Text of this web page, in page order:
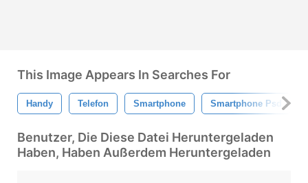
This Image Appears In Searches For
Handy Telefon Smartphone Smartphone Psd
Benutzer, Die Diese Datei Heruntergeladen
Haben, Haben Außerdem Heruntergeladen